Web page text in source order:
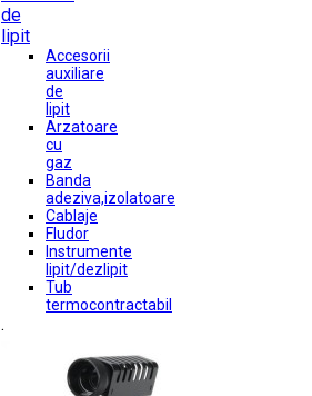
de
lipit
Accesorii
auxiliare
de
lipit
Arzatoare
cu
gaz
Banda
adeziva,izolatoare
Cablaje
Fludor
Instrumente
lipit/dezlipit
Tub
termocontractabil
.